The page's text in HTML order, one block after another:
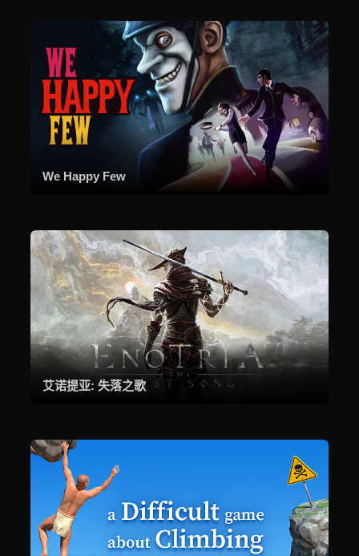
We Happy Few
艾诺提亚: 失落之歌